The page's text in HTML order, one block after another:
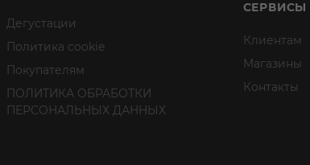
Дегустации
Политика cookie
Покупателям
ПОЛИТИКА ОБРАБОТКИ
ПЕРСОНАЛЬНЫХ ДАННЫХ
СЕРВИСЫ
Клиентам
Магазины
Контакты